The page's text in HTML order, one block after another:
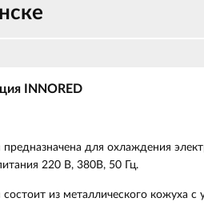
INNORED
предназначена для охлаждения
220 В, 380В, 50 Гц.
состоит из металлического кожуха